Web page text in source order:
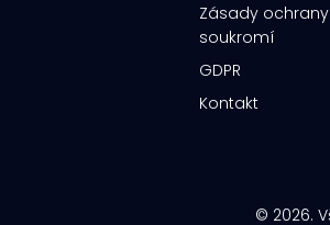
Zásady ochrany
soukromí
GDPR
Kontakt
© 2026.